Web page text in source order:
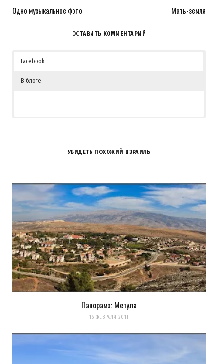
Одно музыкальное фото Мать-земля
ОСТАВИТЬ КОММЕНТАРИЙ
Facebook
В блоге
Сохранить моё имя, email и адрес сайта в этом браузере для
Уведомлять меня о новых записях почтой.
УВИДЕТЬ ПОХОЖИЙ ИЗРАИЛЬ
Панорама: Метула
16 ФЕВРАЛЯ 2011